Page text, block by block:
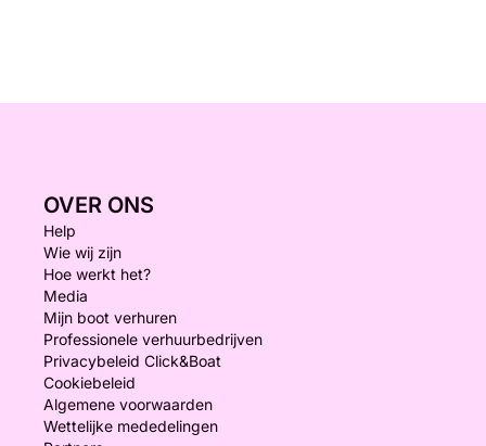
OVER ONS
Help
Wie wij zijn
Hoe werkt het?
Media
Mijn boot verhuren
Professionele verhuurbedrijven
Privacybeleid Click&Boat
Cookiebeleid
Algemene voorwaarden
Wettelijke mededelingen